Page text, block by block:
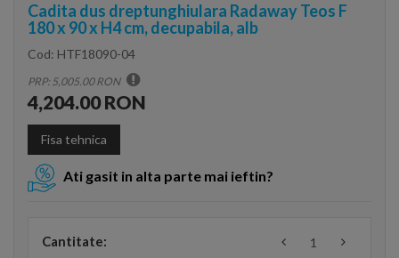
Cadita dus dreptunghiulara Radaway Teos F
180 x 90 x H4 cm, decupabila, alb
Cod: HTF18090-04
PRP: 5,005.00 RON
4,204.00 RON
Fisa tehnica
Ati gasit in alta parte mai ieftin?
Cantitate: